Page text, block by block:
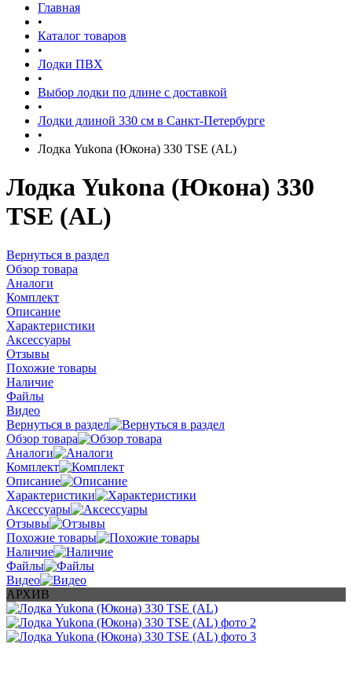
Главная
•
Каталог товаров
•
Лодки ПВХ
•
Выбор лодки по длине c доставкой
•
Лодки длиной 330 см в Санкт-Петербурге
•
Лодка Yukona (Юкона) 330 TSE (AL)
Лодка Yukona (Юкона) 330
TSE (AL)
Вернуться в раздел
Обзор товара
Аналоги
Комплект
Описание
Характеристики
Аксессуары
Отзывы
Похожие товары
Наличие
Файлы
Видео
Вернуться в раздел
Обзор товара
Аналоги
Комплект
Описание
Характеристики
Аксессуары
Отзывы
Похожие товары
Наличие
Файлы
Видео
АРХИВ